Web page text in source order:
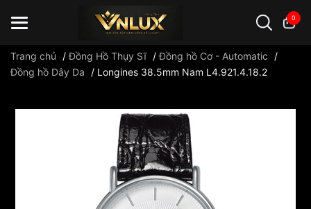
0
Trang chủ /Đồng Hồ Thụy Sĩ /Đồng hồ Cơ - Automatic
/
Đồng hồ Dây Da
/ Longines 38.5mm Nam L4.921.4.18.2